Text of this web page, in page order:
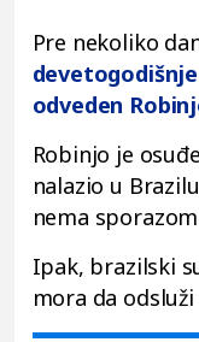
Pre nekoliko
odveden
Robinjo je
nalazio u
nema
Ipak, brazilski
mora da